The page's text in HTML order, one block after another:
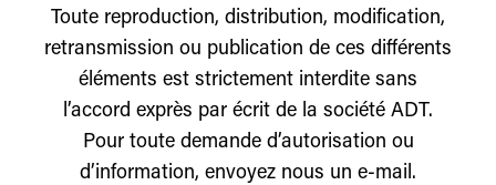
Toute reproduction, distribution, modification,
retransmission ou publication de ces différents
éléments est strictement interdite sans
l’accord exprès par écrit de la société ADT.
Pour toute demande d’autorisation ou
d’information, envoyez nous un e-mail.